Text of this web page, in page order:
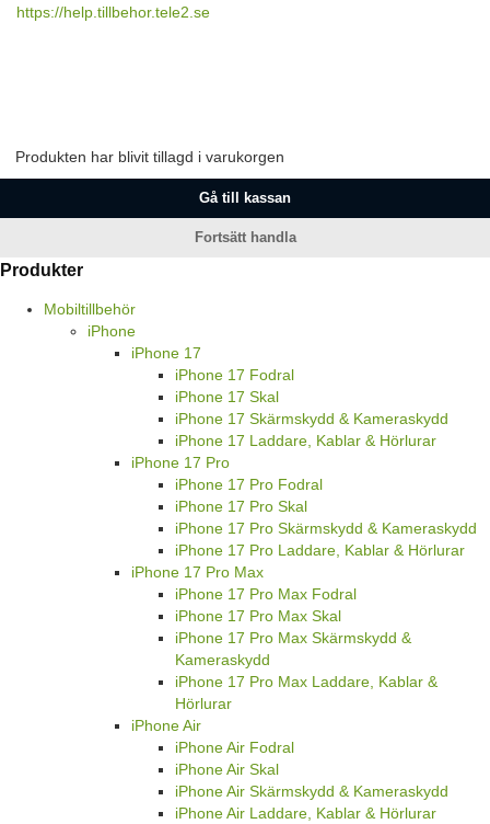
https://help.tillbehor.tele2.se
Produkten har blivit tillagd i varukorgen
Gå till kassan
Fortsätt handla
Produkter
Mobiltillbehör
iPhone
iPhone 17
iPhone 17 Fodral
iPhone 17 Skal
iPhone 17 Skärmskydd & Kameraskydd
iPhone 17 Laddare, Kablar & Hörlurar
iPhone 17 Pro
iPhone 17 Pro Fodral
iPhone 17 Pro Skal
iPhone 17 Pro Skärmskydd & Kameraskydd
iPhone 17 Pro Laddare, Kablar & Hörlurar
iPhone 17 Pro Max
iPhone 17 Pro Max Fodral
iPhone 17 Pro Max Skal
iPhone 17 Pro Max Skärmskydd &
Kameraskydd
iPhone 17 Pro Max Laddare, Kablar &
Hörlurar
iPhone Air
iPhone Air Fodral
iPhone Air Skal
iPhone Air Skärmskydd & Kameraskydd
iPhone Air Laddare, Kablar & Hörlurar